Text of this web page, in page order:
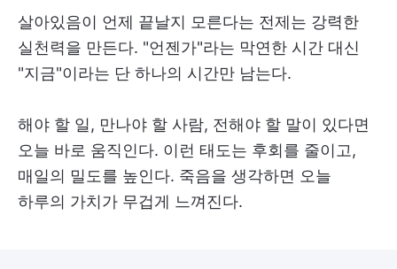
살아있음이 언제 끝날지 모른다는 전제는 강력한
실천력을 만든다. "언젠가"라는 막연한 시간 대신
"지금"이라는 단 하나의 시간만 남는다.
해야 할 일, 만나야 할 사람, 전해야 할 말이 있다면
오늘 바로 움직인다. 이런 태도는 후회를 줄이고,
매일의 밀도를 높인다. 죽음을 생각하면 오늘
하루의 가치가 무겁게 느껴진다.